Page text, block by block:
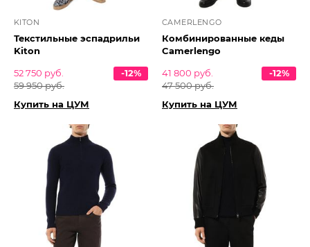
KITON
Текстильные эспадрильи
Kiton
52 750 руб.
59 950 руб.
-12%
Купить на ЦУМ
CAMERLENGO
Комбинированные кеды
Camerlengo
41 800 руб.
47 500 руб.
-12%
Купить на ЦУМ